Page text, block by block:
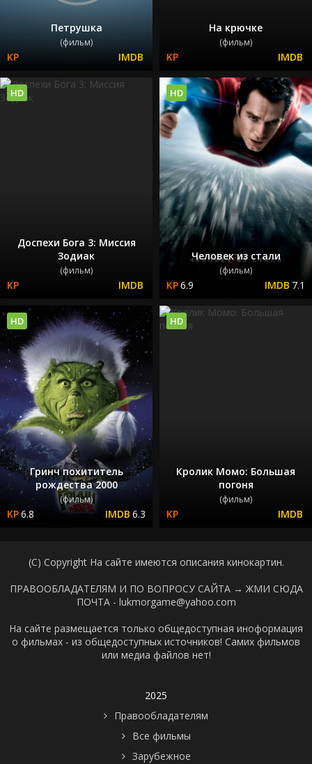
Петрушка
(фильм)
На крючке
(фильм)
Доспехи Бога 3: Миссия
Зодиак
(фильм)
HD
Человек из стали
(фильм)
6.9 7.1
HD
Гринч похититель
рождества 2000
(фильм)
6.8 6.3
HD
Кролик Момо: Большая
погоня
(фильм)
HD
(C) Copyright На сайте имеются описания кинокартин.
ПРАВООБЛАДАТЕЛЯМ И ПО ВОПРОСУ САЙТА → ЖМИ СЮДА
ПОЧТА - lukmorgame@yahoo.com
На сайте размещается только общедоступная иноформация
о фильмах - из общедоступных источников! Самих фильмов
или медиа файлов нет!
2025
Правообладателям
Все фильмы
Зарубежное